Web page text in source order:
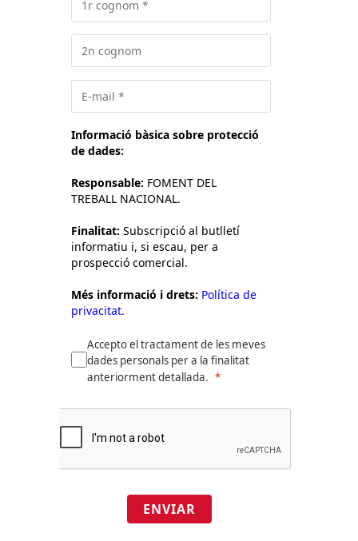
Informació bàsica sobre protecció
de dades:
Responsable: FOMENT DEL
TREBALL NACIONAL.
Finalitat: Subscripció al butlletí
informatiu i, si escau, per a
prospecció comercial.
Més informació i drets: Política de
privacitat.
Accepto el tractament de les meves
dades personals per a la finalitat
anteriorment detallada.
ENVIAR